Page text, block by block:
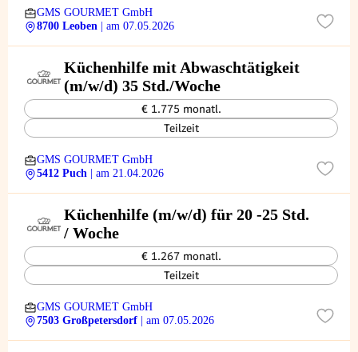
GMS GOURMET GmbH
8700 Leoben
| am 07.05.2026
Küchenhilfe mit Abwaschtätigkeit
(m/w/d) 35 Std./Woche
€ 1.775 monatl.
Teilzeit
GMS GOURMET GmbH
5412 Puch
| am 21.04.2026
Küchenhilfe (m/w/d) für 20 -25 Std.
/ Woche
€ 1.267 monatl.
Teilzeit
GMS GOURMET GmbH
7503 Großpetersdorf
| am 07.05.2026